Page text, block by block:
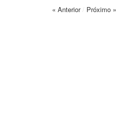
« Anterior / Próximo »